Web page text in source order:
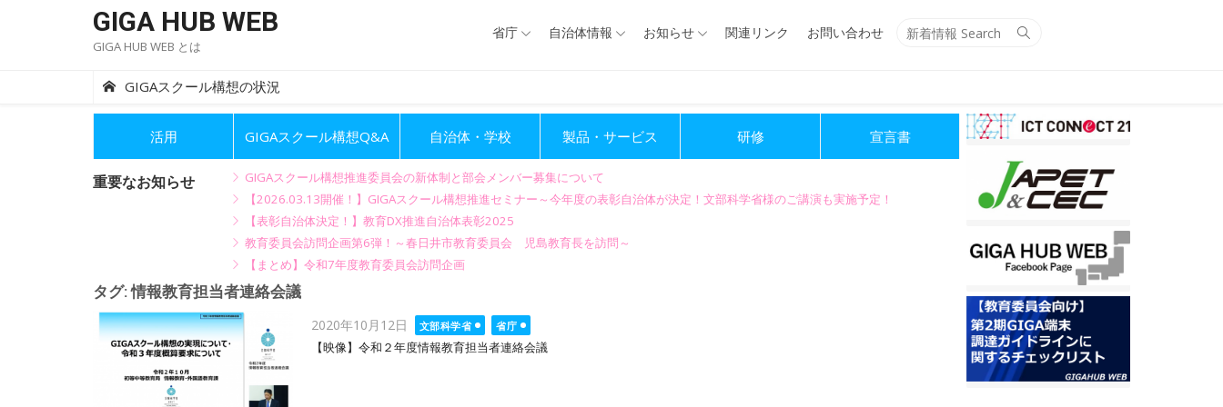
GIGA HUB WEB
GIGA HUB WEB とは
Search
省庁 自治体情報 お知らせ 関連リンク お問い合わせ
GIGAスクール構想の状況
活用 GIGAスクール構想Q&A 自治体・学校 製品・サービス 研修 宣言書
重要なお知らせ
GIGAスクール構想推進委員会の新体制と部会メンバー募集について
【2026.03.13開催！】GIGAスクール構想推進セミナー～今年度の表彰自治体が決定！文部科学省様のご講演も実施予定！
【表彰自治体決定！】教育DX推進自治体表彰2025
教育委員会訪問企画第6弾！～春日井市教育委員会 児島教育長を訪問～
【まとめ】令和7年度教育委員会訪問企画
タグ:情報教育担当者連絡会議
Posted
on
2020年10月12日 文部科学省
省庁
【映像】令和２年度情報教育担当者連絡会議